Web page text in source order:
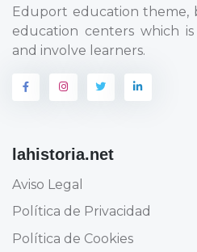
Eduport education theme,
education centers which
and involve learners.
lahistoria.net
Aviso Legal
Política de Privacidad
Política de Cookies